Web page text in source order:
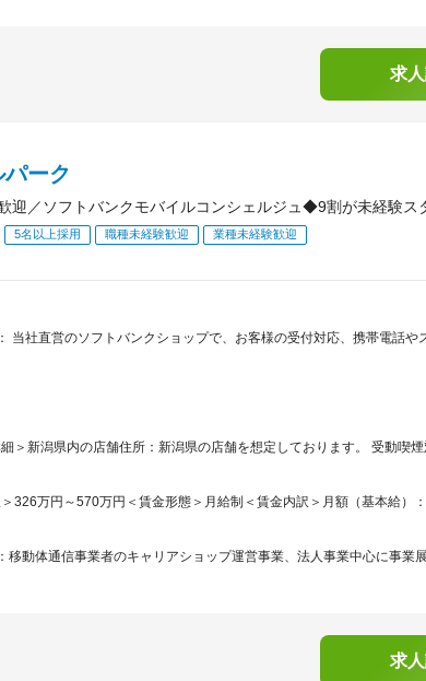
求
ーク
歓迎／ソフトバンクモバイルコンシェルジュ◆9割が未経験
5名以上採用 職種未経験歓迎 業種未経験歓迎
当社直営のソフトバンクショップで、お客様の受付対応、携帯電話
細＞新潟県内の店舗住所：新潟県の店舗を想定しております。 受動喫
＞326万円～570万円＜賃金形態＞月給制＜賃金内訳＞月額（基本給）
移動体通信事業者のキャリアショップ運営事業、法人事業中心に事業
求